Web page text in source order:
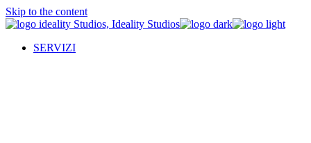
Skip to the content
SERVIZI